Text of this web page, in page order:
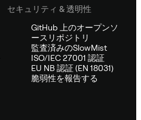
セキュリティ & 透明性
GitHub 上のオープンソ
ースリポジトリ
監査済みのSlowMist
ISO/IEC 27001 認証
EU NB 認証 (EN 18031)
脆弱性を報告する